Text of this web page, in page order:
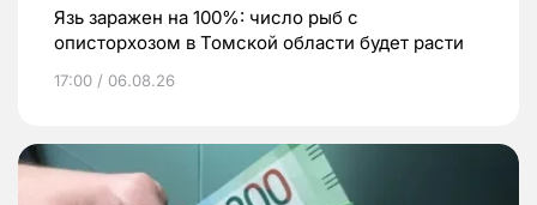
Язь заражен на 100%: число рыб с
описторхозом в Томской области будет расти
17:00 / 06.08.26